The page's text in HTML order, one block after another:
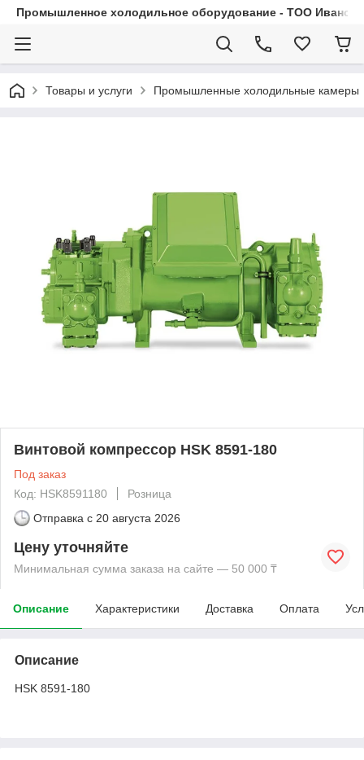
Промышленное холодильное оборудование - ТОО
Товары и услуги Промышленные холодильные камеры
Винтовой компрессор HSK 8591-180
Под заказ
Код: HSK8591180
Розница
Отправка с 20 августа 2026
Цену уточняйте
Минимальная сумма заказа на сайте — 50 000 ₸
Описание Характеристики Доставка Оплата
Описание
HSK 8591-180